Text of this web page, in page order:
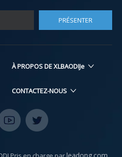
PRÉSENTER
À PROPOS DE XLBAODIJe
CONTACTEZ-NOUS